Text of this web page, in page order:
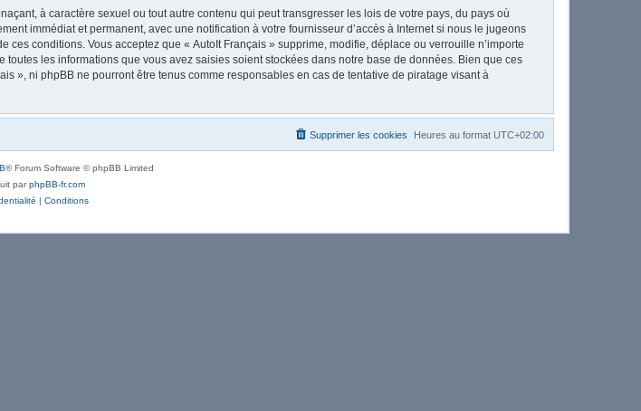
à caractère sexuel ou tout autre contenu qui peut transgresser les lois de votre pays, du pays où
immédiat et permanent, avec une notification à votre fournisseur d’accès à Internet si nous le jugeons
conditions. Vous acceptez que « AutoIt Français » supprime, modifie, déplace ou verrouille n’importe
les informations que vous avez saisies soient stockées dans notre base de données. Bien que ces
», ni phpBB ne pourront être tenus comme responsables en cas de tentative de piratage visant à
Heures au format UTC+02:00
Supprimer les cookies
® Forum Software © phpBB Limited
parphpBB-fr.com
| Conditions